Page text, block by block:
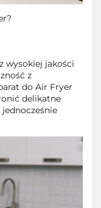
wysokiej jakości
z
do Air Fryer
delikatne
jednocześnie